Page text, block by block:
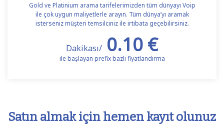
Gold ve Platinium arama tarifelerimizden tüm dünyayı Voip
ile çok uygun maliyetlerle arayın. Tüm dünya’yı aramak
isterseniz müşteri temsilciniz ile irtibata geçebilirsiniz.
Dakikası/ 0.10 €
ile başlayan prefix bazlı fiyatlandırma
Satın almak için hemen kayıt olunuz